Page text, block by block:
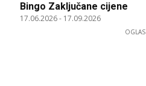
Bingo Zaključane cijene
17.06.2026- 17.09.2026
OGLAS